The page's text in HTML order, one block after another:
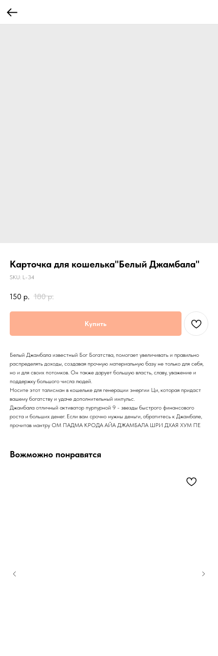
Карточка для кошелька"Белый Джамбала"
SKU: L-34
150 р. 180 р.
Купить
Белый Джамбала известный Бог Богатства, помогает увеличивать и правильно
распределять доходы, создавая прочную материальную базу не только для себя,
но и для своих потомков. Он также дарует большую власть, славу, уважение и
поддержку большого числа людей.
Носите этот талисман в кошельке для генерации энергии Ци, которая придаст
вашему богатству и удаче дополнительный импульс.
Джамбала отличный активатор пурпурной 9 - звезды быстрого финансового
роста и больших денег. Если вам срочно нужны деньги, обратитесь к Джамбале,
прочитав мантру ОМ ПАДМА КРОДА АЙА ДЖАМБАЛА ШРИ ДХАЯ ХУМ ПЕ
Вожможно понравятся